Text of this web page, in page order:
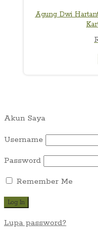
Agung Dwi
Akun Saya
Username
Password
Remember Me
Lupa password?